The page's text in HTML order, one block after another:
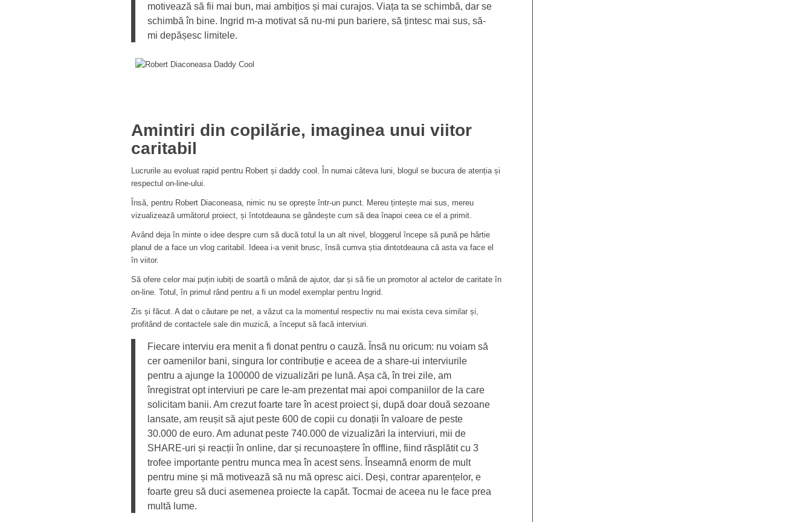
motivează să fii mai bun, mai ambițios și mai curajos. Viața ta se schimbă, dar se
schimbă în bine. Ingrid m-a motivat să nu-mi pun bariere, să țintesc mai sus, să-
mi depășesc limitele.
Amintiri din copilărie, imaginea unui viitor
caritabil
Lucrurile au evoluat rapid pentru Robert și daddy cool. În numai câteva luni, blogul se bucura de atenția și
respectul on-line-ului.
Însă, pentru Robert Diaconeasa, nimic nu se oprește într-un punct. Mereu țintește mai sus, mereu
vizualizează următorul proiect, și întotdeauna se gândește cum să dea înapoi ceea ce el a primit.
Având deja în minte o idee despre cum să ducă totul la un alt nivel, bloggerul începe să pună pe hârtie
planul de a face un vlog caritabil. Ideea i-a venit brusc, însă cumva știa dintotdeauna că asta va face el
în viitor.
Să ofere celor mai puțin iubiți de soartă o mână de ajutor, dar și să fie un promotor al actelor de caritate în
on-line. Totul, în primul rând pentru a fi un model exemplar pentru Ingrid.
Zis și făcut. A dat o căutare pe net, a văzut ca la momentul respectiv nu mai exista ceva similar și,
profitând de contactele sale din muzică, a început să facă interviuri.
Fiecare interviu era menit a fi donat pentru o cauză. Însă nu oricum: nu voiam să
cer oamenilor bani, singura lor contribuție e aceea de a share-ui interviurile
pentru a ajunge la 100000 de vizualizări pe lună. Așa că, în trei zile, am
înregistrat opt interviuri pe care le-am prezentat mai apoi companiilor de la care
solicitam banii. Am crezut foarte tare în acest proiect și, după doar două sezoane
lansate, am reușit să ajut peste 600 de copii cu donații în valoare de peste
30.000 de euro. Am adunat peste 740.000 de vizualizări la interviuri, mii de
SHARE-uri și reacții în online, dar și recunoaștere în offline, fiind răsplătit cu 3
trofee importante pentru munca mea în acest sens. Înseamnă enorm de mult
pentru mine și mă motivează să nu mă opresc aici. Deși, contrar aparențelor, e
foarte greu să duci asemenea proiecte la capăt. Tocmai de aceea nu le face prea
multă lume.